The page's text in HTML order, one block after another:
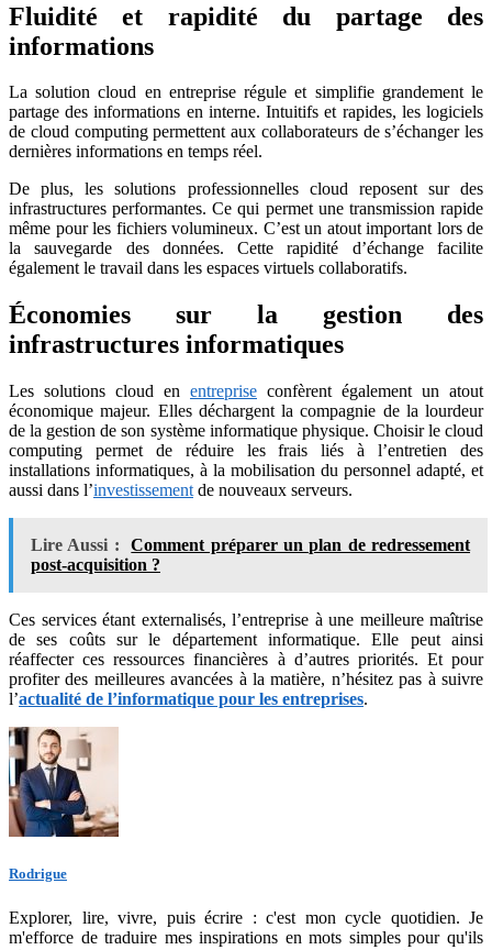
Fluidité et rapidité du partage des
informations
La solution cloud en entreprise régule et simplifie grandement le
partage des informations en interne. Intuitifs et rapides, les logiciels
de cloud computing permettent aux collaborateurs de s’échanger les
dernières informations en temps réel.
De plus, les solutions professionnelles cloud reposent sur des
infrastructures performantes. Ce qui permet une transmission rapide
même pour les fichiers volumineux. C’est un atout important lors de
la sauvegarde des données. Cette rapidité d’échange facilite
également le travail dans les espaces virtuels collaboratifs.
Économies sur la gestion des
infrastructures informatiques
Les solutions cloud en entreprise confèrent également un atout
économique majeur. Elles déchargent la compagnie de la lourdeur
de la gestion de son système informatique physique. Choisir le cloud
computing permet de réduire les frais liés à l’entretien des
installations informatiques, à la mobilisation du personnel adapté, et
aussi dans l’investissement de nouveaux serveurs.
Lire Aussi :
Comment préparer un plan de redressement
post-acquisition ?
Ces services étant externalisés, l’entreprise à une meilleure maîtrise
de ses coûts sur le département informatique. Elle peut ainsi
réaffecter ces ressources financières à d’autres priorités. Et pour
profiter des meilleures avancées à la matière, n’hésitez pas à suivre
l’actualité de l’informatique pour les entreprises.
Rodrigue
Explorer, lire, vivre, puis écrire : c'est mon cycle quotidien. Je
m'efforce de traduire mes inspirations en mots simples pour qu'ils